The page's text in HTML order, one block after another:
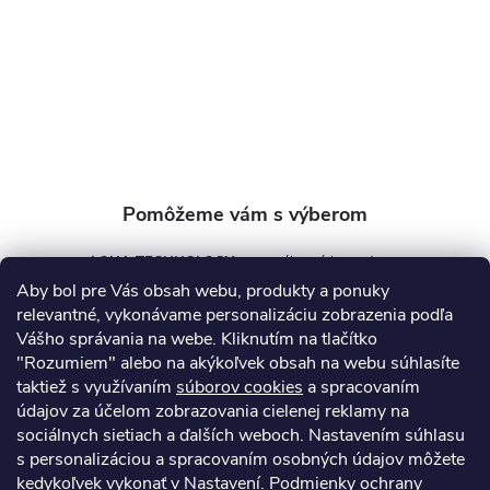
Aby bol pre Vás obsah webu, produkty a ponuky
relevantné, vykonávame personalizáciu zobrazenia podľa
Vášho správania na webe. Kliknutím na tlačítko
"Rozumiem" alebo na akýkoľvek obsah na webu súhlasíte
taktiež s využívaním súborov cookies a spracovaním
údajov za účelom zobrazovania cielenej reklamy na
sociálnych sietiach a ďalších weboch. Nastavením súhlasu
s personalizáciou a spracovaním osobných údajov môžete
kedykoľvek vykonať v Nastavení. Podmienky ochrany
AQUA TECHNOLOGY s.r.o.
info @aquatechnology.sk
+421 911 991 394
Informácie pre vás